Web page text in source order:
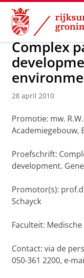
Skip
Content
Skip
Navigation
Over ons Actueel
Complex
28 april 2010
Promotie: mw.
Academiegebouw,
Proefschrift:
development.
Promotor(s):
Schayck
Faculteit:
Contact: via de
050-361 2200, e-